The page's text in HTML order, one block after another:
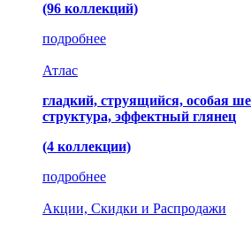
(96 коллекций)
подробнее
Атлас
гладкий, струящийся, особая
структура, эффектный глянец
(4 коллекции)
подробнее
Акции, Скидки и Распродажи